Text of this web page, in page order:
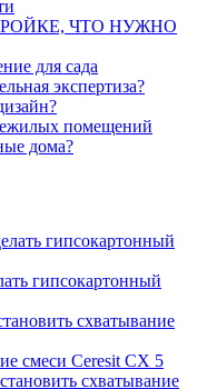
ЧТО НУЖНО
для сада
экспертиза?
помещений
дома?
гипсокартонный
гипсокартонный
схватывание
смеси Ceresit СХ 5
схватывание